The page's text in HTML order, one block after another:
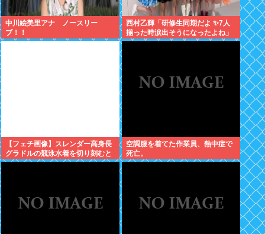
中川絵美里アナ ノースリー
ブ！！
西村乙輝「研修生同期だよ ✨7人
揃った時涙出そうになったよね」
【フェチ画像】スレンダー高身長
グラドルの競泳水着を切り刻むと
ヌルヌル 大開脚×マッサージ
空調服を着てた作業員、熱中症で
死亡。